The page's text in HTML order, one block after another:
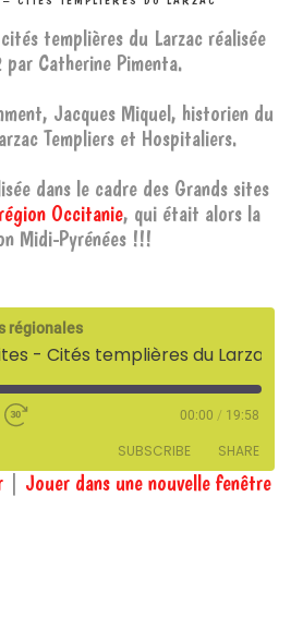
templières du Larzac réalisée
Catherine Pimenta.
Jacques Miquel, historien du
Templiers et Hospitaliers.
dans le cadre des Grands sites
Occitanie, qui était alors la
Midi-Pyrénées !!!
régionales
- Cités templières du Larzac
00:00 / 19:58
SUBSCRIBE SHARE
Jouer dans une nouvelle fenêtre